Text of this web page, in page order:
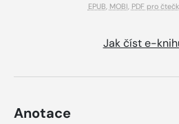
EPUB, MOBI, PDF pro
Jak číst e-
Anotace